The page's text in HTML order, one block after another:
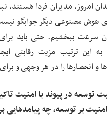
امروز، مدیران فردا
هوش مصنوعی دیگر جوابگو
سرعت ببخشیم. حتی باید
این ترتیب مزیت رقابتی
انحصارها را در هر وجهی و
توسعه در پیوند با امنیت
بر توسعه، چه پیامدهایی